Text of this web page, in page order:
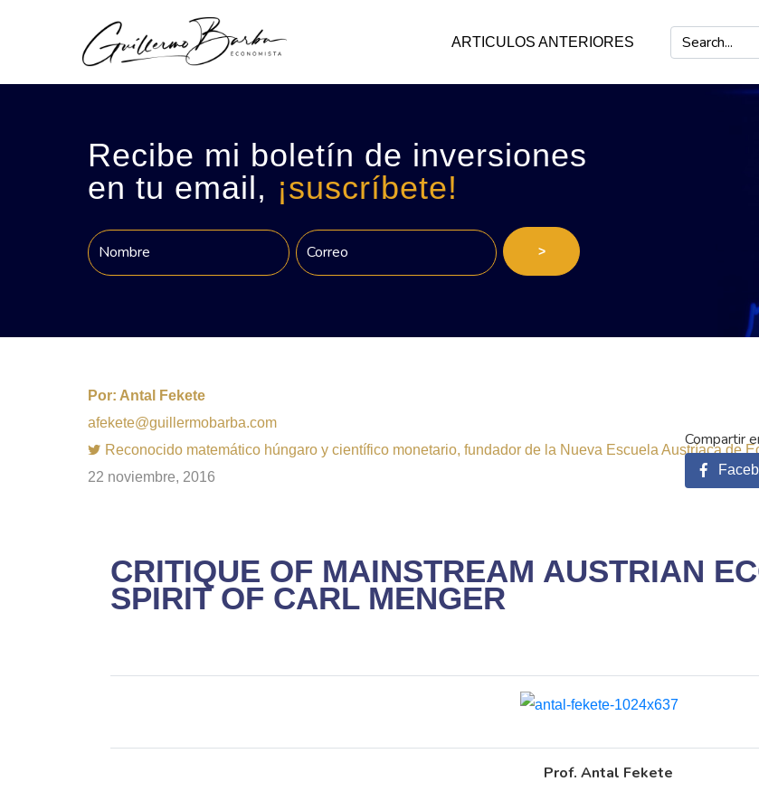
ARTICULOS ANTERIORES
Recibe mi boletín de inversiones
en tu email, ¡suscríbete!
>
Por: Antal Fekete
afekete@guillermobarba.com
Reconocido matemático húngaro y científico monetario, fundador de la Nueva Escuela Austríaca de
22 noviembre, 2016
CRITIQUE OF MAINSTREAM AUSTRIAN
SPIRIT OF CARL MENGER
Prof. Antal Fekete